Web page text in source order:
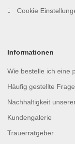
Cookie
Informationen
Wie bestelle ich eine
Häufig gestellte
Nachhaltigkeit
Kundengalerie
Trauerratgeber